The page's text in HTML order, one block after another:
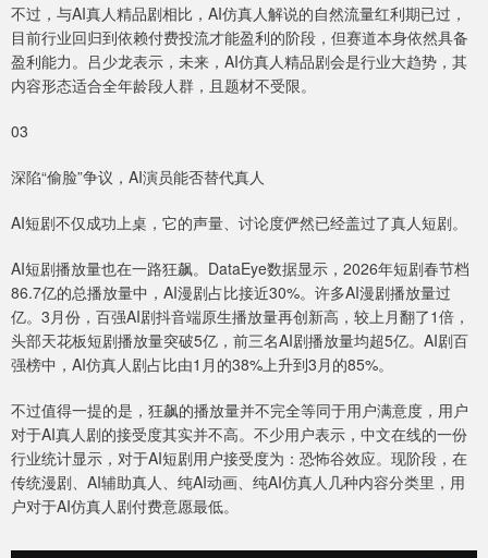
不过，与AI真人精品剧相比，AI仿真人解说的自然流量红利期已过，
目前行业回归到依赖付费投流才能盈利的阶段，但赛道本身依然具备
盈利能力。吕少龙表示，未来，AI仿真人精品剧会是行业大趋势，其
内容形态适合全年龄段人群，且题材不受限。
03
深陷“偷脸”争议，AI演员能否替代真人
AI短剧不仅成功上桌，它的声量、讨论度俨然已经盖过了真人短剧。
AI短剧播放量也在一路狂飙。DataEye数据显示，2026年短剧春节档
86.7亿的总播放量中，AI漫剧占比接近30%。许多AI漫剧播放量过
亿。3月份，百强AI剧抖音端原生播放量再创新高，较上月翻了1倍，
头部天花板短剧播放量突破5亿，前三名AI剧播放量均超5亿。AI剧百
强榜中，AI仿真人剧占比由1月的38%上升到3月的85%。
不过值得一提的是，狂飙的播放量并不完全等同于用户满意度，用户
对于AI真人剧的接受度其实并不高。不少用户表示，中文在线的一份
行业统计显示，对于AI短剧用户接受度为：恐怖谷效应。现阶段，在
传统漫剧、AI辅助真人、纯AI动画、纯AI仿真人几种内容分类里，用
户对于AI仿真人剧付费意愿最低。